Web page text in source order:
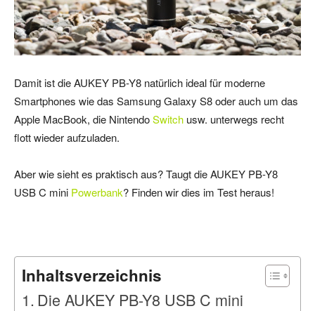
Damit ist die AUKEY PB-Y8 natürlich ideal für moderne
Smartphones wie das Samsung Galaxy S8 oder auch um das
Apple MacBook, die NintendoSwitch usw. unterwegs recht
flott wieder aufzuladen.
Aber wie sieht es praktisch aus? Taugt die AUKEY PB-Y8
USB C mini Powerbank? Finden wir dies im Test heraus!
Inhaltsverzeichnis
Die AUKEY PB-Y8 USB C mini